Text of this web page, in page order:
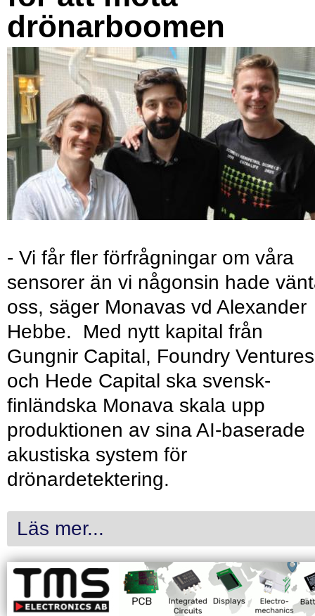
drönarboomen
- Vi får fler förfrågningar om våra
sensorer än vi någonsin hade
oss, säger Monavas vd Alexander
Hebbe. Med nytt kapital från
Gungnir Capital, Foundry Ventures
och Hede Capital ska svensk-
finländska Monava skala upp
produktionen av sina AI-baserade
akustiska system för
drönardetektering.
Läs mer...